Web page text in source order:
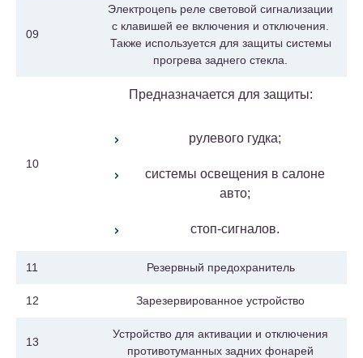
09
Электроцепь реле световой сигнализации
с клавишей ее включения и отключения.
Также используется для защиты системы
прогрева заднего стекла.
10
Предназначается для защиты:
рулевого гудка;
системы освещения в салоне
авто;
стоп-сигналов.
11 Резервный предохранитель
12 Зарезервированное устройство
13
Устройство для активации и отключения
противотуманных задних фонарей